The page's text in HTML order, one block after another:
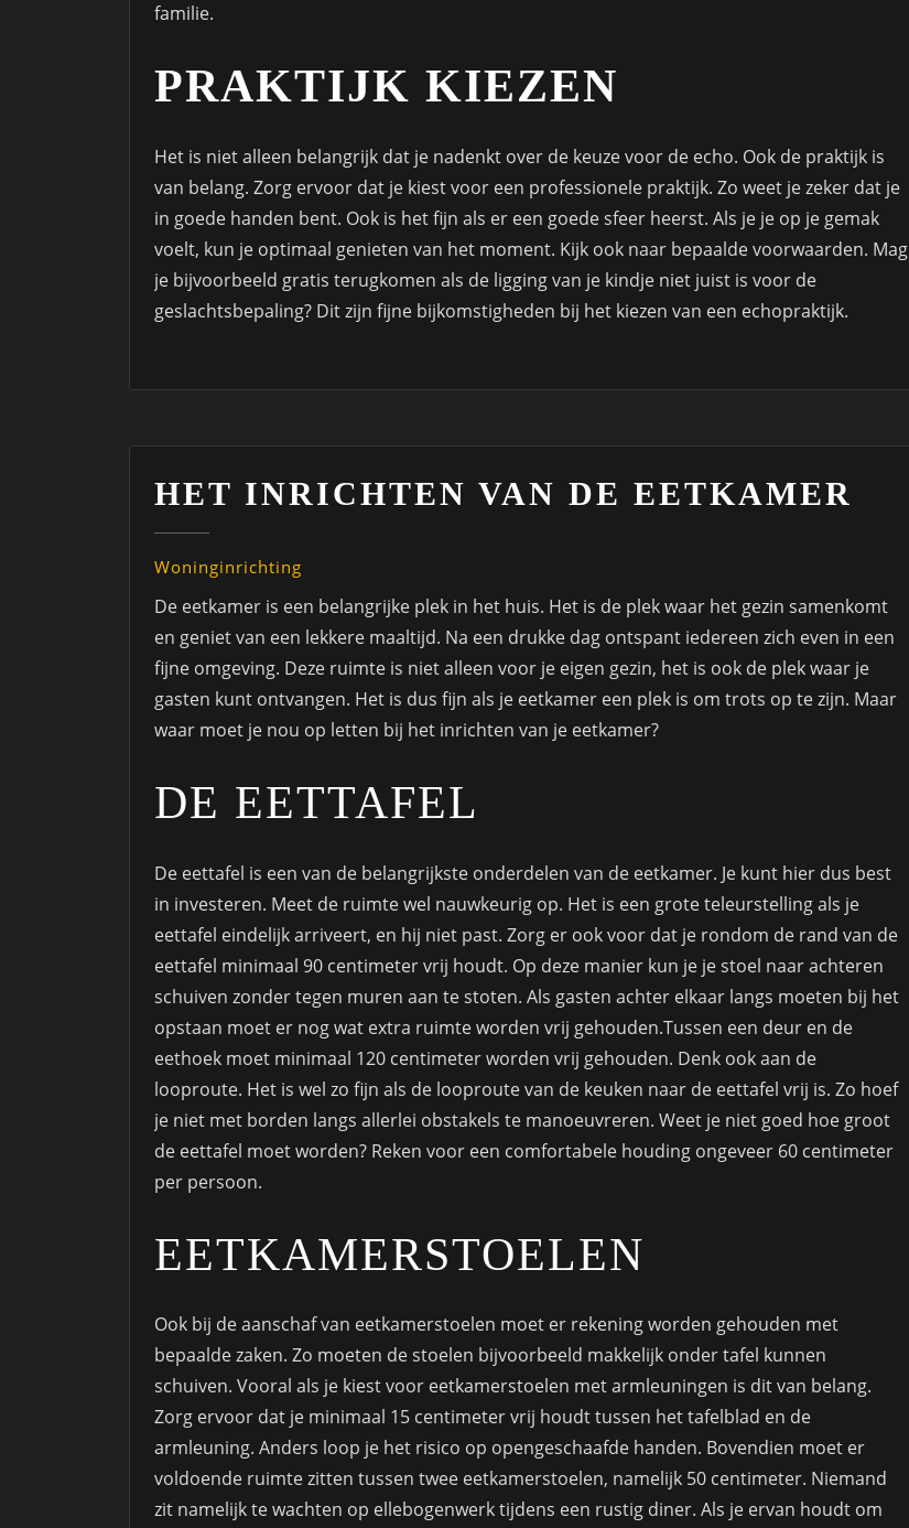
familie.
PRAKTIJK KIEZEN
Het is niet alleen belangrijk dat je nadenkt over de keuze voor de echo. Ook de praktijk is
van belang. Zorg ervoor dat je kiest voor een professionele praktijk. Zo weet je zeker dat je
in goede handen bent. Ook is het fijn als er een goede sfeer heerst. Als je je op je gemak
voelt, kun je optimaal genieten van het moment. Kijk ook naar bepaalde voorwaarden. Mag
je bijvoorbeeld gratis terugkomen als de ligging van je kindje niet juist is voor de
geslachtsbepaling? Dit zijn fijne bijkomstigheden bij het kiezen van een echopraktijk.
HET INRICHTEN VAN DE EETKAMER
Woninginrichting
De eetkamer is een belangrijke plek in het huis. Het is de plek waar het gezin samenkomt
en geniet van een lekkere maaltijd. Na een drukke dag ontspant iedereen zich even in een
fijne omgeving. Deze ruimte is niet alleen voor je eigen gezin, het is ook de plek waar je
gasten kunt ontvangen. Het is dus fijn als je eetkamer een plek is om trots op te zijn. Maar
waar moet je nou op letten bij het inrichten van je eetkamer?
DE EETTAFEL
De eettafel is een van de belangrijkste onderdelen van de eetkamer. Je kunt hier dus best
in investeren. Meet de ruimte wel nauwkeurig op. Het is een grote teleurstelling als je
eettafel eindelijk arriveert, en hij niet past. Zorg er ook voor dat je rondom de rand van de
eettafel minimaal 90 centimeter vrij houdt. Op deze manier kun je je stoel naar achteren
schuiven zonder tegen muren aan te stoten. Als gasten achter elkaar langs moeten bij het
opstaan moet er nog wat extra ruimte worden vrij gehouden.Tussen een deur en de
eethoek moet minimaal 120 centimeter worden vrij gehouden. Denk ook aan de
looproute. Het is wel zo fijn als de looproute van de keuken naar de eettafel vrij is. Zo hoef
je niet met borden langs allerlei obstakels te manoeuvreren. Weet je niet goed hoe groot
de eettafel moet worden? Reken voor een comfortabele houding ongeveer 60 centimeter
per persoon.
EETKAMERSTOELEN
Ook bij de aanschaf van eetkamerstoelen moet er rekening worden gehouden met
bepaalde zaken. Zo moeten de stoelen bijvoorbeeld makkelijk onder tafel kunnen
schuiven. Vooral als je kiest voor eetkamerstoelen met armleuningen is dit van belang.
Zorg ervoor dat je minimaal 15 centimeter vrij houdt tussen het tafelblad en de
armleuning. Anders loop je het risico op opengeschaafde handen. Bovendien moet er
voldoende ruimte zitten tussen twee eetkamerstoelen, namelijk 50 centimeter. Niemand
zit namelijk te wachten op ellebogenwerk tijdens een rustig diner. Als je ervan houdt om